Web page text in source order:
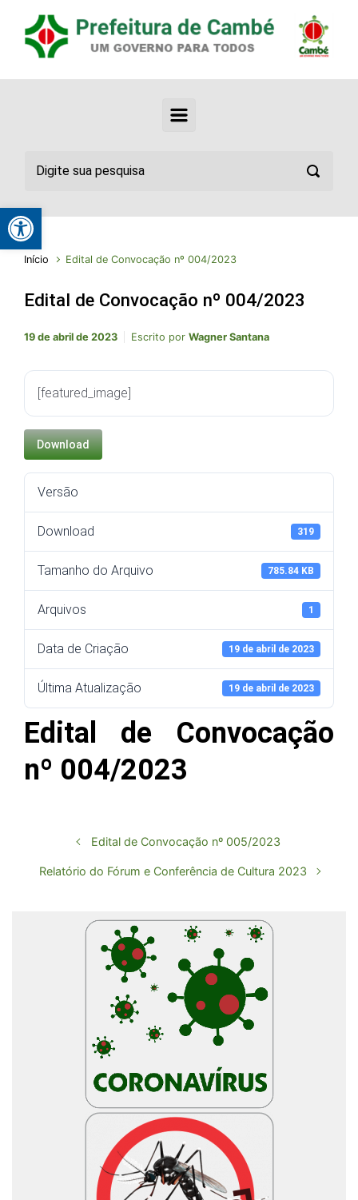
Início Edital de Convocação nº 004/2023
Edital de Convocação nº 004/2023
19 de abril de 2023 Escrito por Wagner Santana
[featured_image]
Download
Versão
Download 319
Tamanho do Arquivo 785.84 KB
Arquivos 1
Data de Criação 19 de abril de 2023
Última Atualização 19 de abril de 2023
Edital de Convocação
nº 004/2023
Edital de Convocação nº 005/2023
Relatório do Fórum e Conferência de Cultura 2023
Abrir a barra de ferramentas